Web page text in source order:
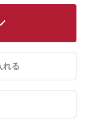
れる